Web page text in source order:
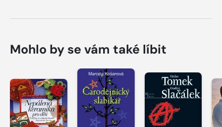
Mohlo by se vám také líbit